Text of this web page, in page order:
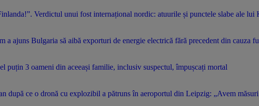
Verdictul unui fost internațional nordic: atuurile și punctele slabe ale lui
a ajuns Bulgaria să aibă exporturi de energie electrică fără precedent din cauza
puțin 3 oameni din aceeași familie, inclusiv suspectul, împușcați mortal
după ce o dronă cu explozibil a pătruns în aeroportul din Leipzig: „Avem